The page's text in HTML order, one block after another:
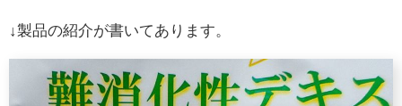
↓製品の紹介が書いてあります。